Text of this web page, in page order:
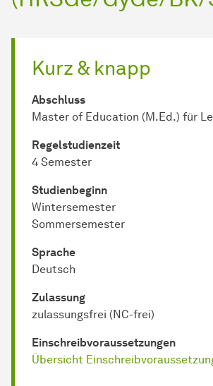
Kurz & knapp
Abschluss
Master of Education (M.Ed.) für
Regel­studienzeit
4 Semester
Studienbeginn
Wintersemester
Sommersemester
Sprache
Deutsch
Zulassung
zulassungsfrei (NC-frei)
Einschreib­voraussetzungen
Übersicht